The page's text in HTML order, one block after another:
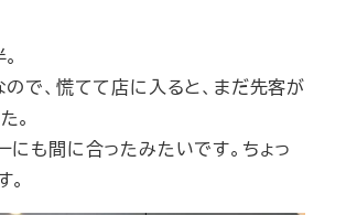
で、慌てて店に入ると、まだ先客が
。
にも間に合ったみたいです。ちょっ